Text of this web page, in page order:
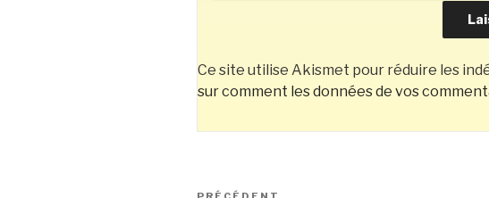
Ce site utilise Akismet pour réduire les
sur comment les données de vos
Navigation